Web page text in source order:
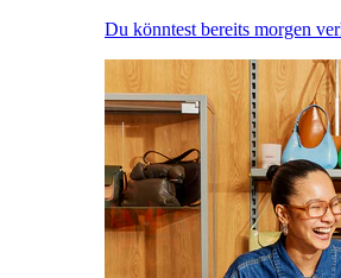
Du könntest bereits morgen